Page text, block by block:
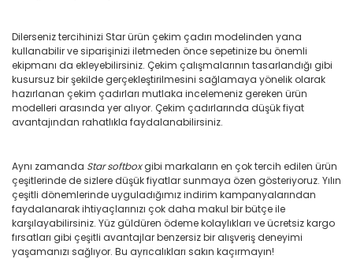
Dilerseniz tercihinizi Star ürün çekim çadırı modelinden yana
kullanabilir ve siparişinizi iletmeden önce sepetinize bu önemli
ekipmanı da ekleyebilirsiniz. Çekim çalışmalarının tasarlandığı gibi
kusursuz bir şekilde gerçekleştirilmesini sağlamaya yönelik olarak
hazırlanan çekim çadırları mutlaka incelemeniz gereken ürün
modelleri arasında yer alıyor. Çekim çadırlarında düşük fiyat
avantajından rahatlıkla faydalanabilirsiniz.
Aynı zamanda Star softboxgibi markaların en çok tercih edilen ürün
çeşitlerinde de sizlere düşük fiyatlar sunmaya özen gösteriyoruz. Yılın
çeşitli dönemlerinde uyguladığımız indirim kampanyalarından
faydalanarak ihtiyaçlarınızı çok daha makul bir bütçe ile
karşılayabilirsiniz. Yüz güldüren ödeme kolaylıkları ve ücretsiz kargo
fırsatları gibi çeşitli avantajlar benzersiz bir alışveriş deneyimi
yaşamanızı sağlıyor. Bu ayrıcalıkları sakın kaçırmayın!